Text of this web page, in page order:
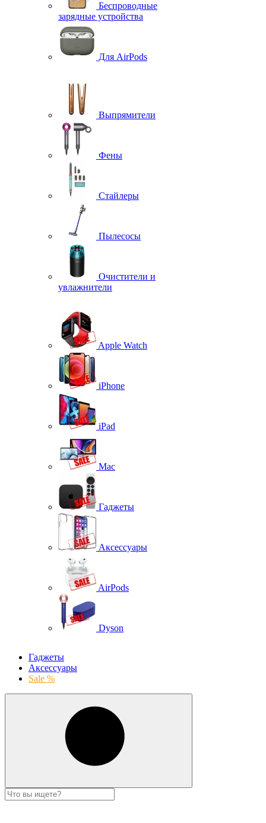
Беспроводные
зарядные устройства
Для AirPods
Выпрямители
Фены
Стайлеры
Пылесосы
Очистители и
увлажнители
Apple Watch
iPhone
iPad
Mac
Гаджеты
Аксессуары
AirPods
Dyson
Гаджеты
Аксессуары
Sale %